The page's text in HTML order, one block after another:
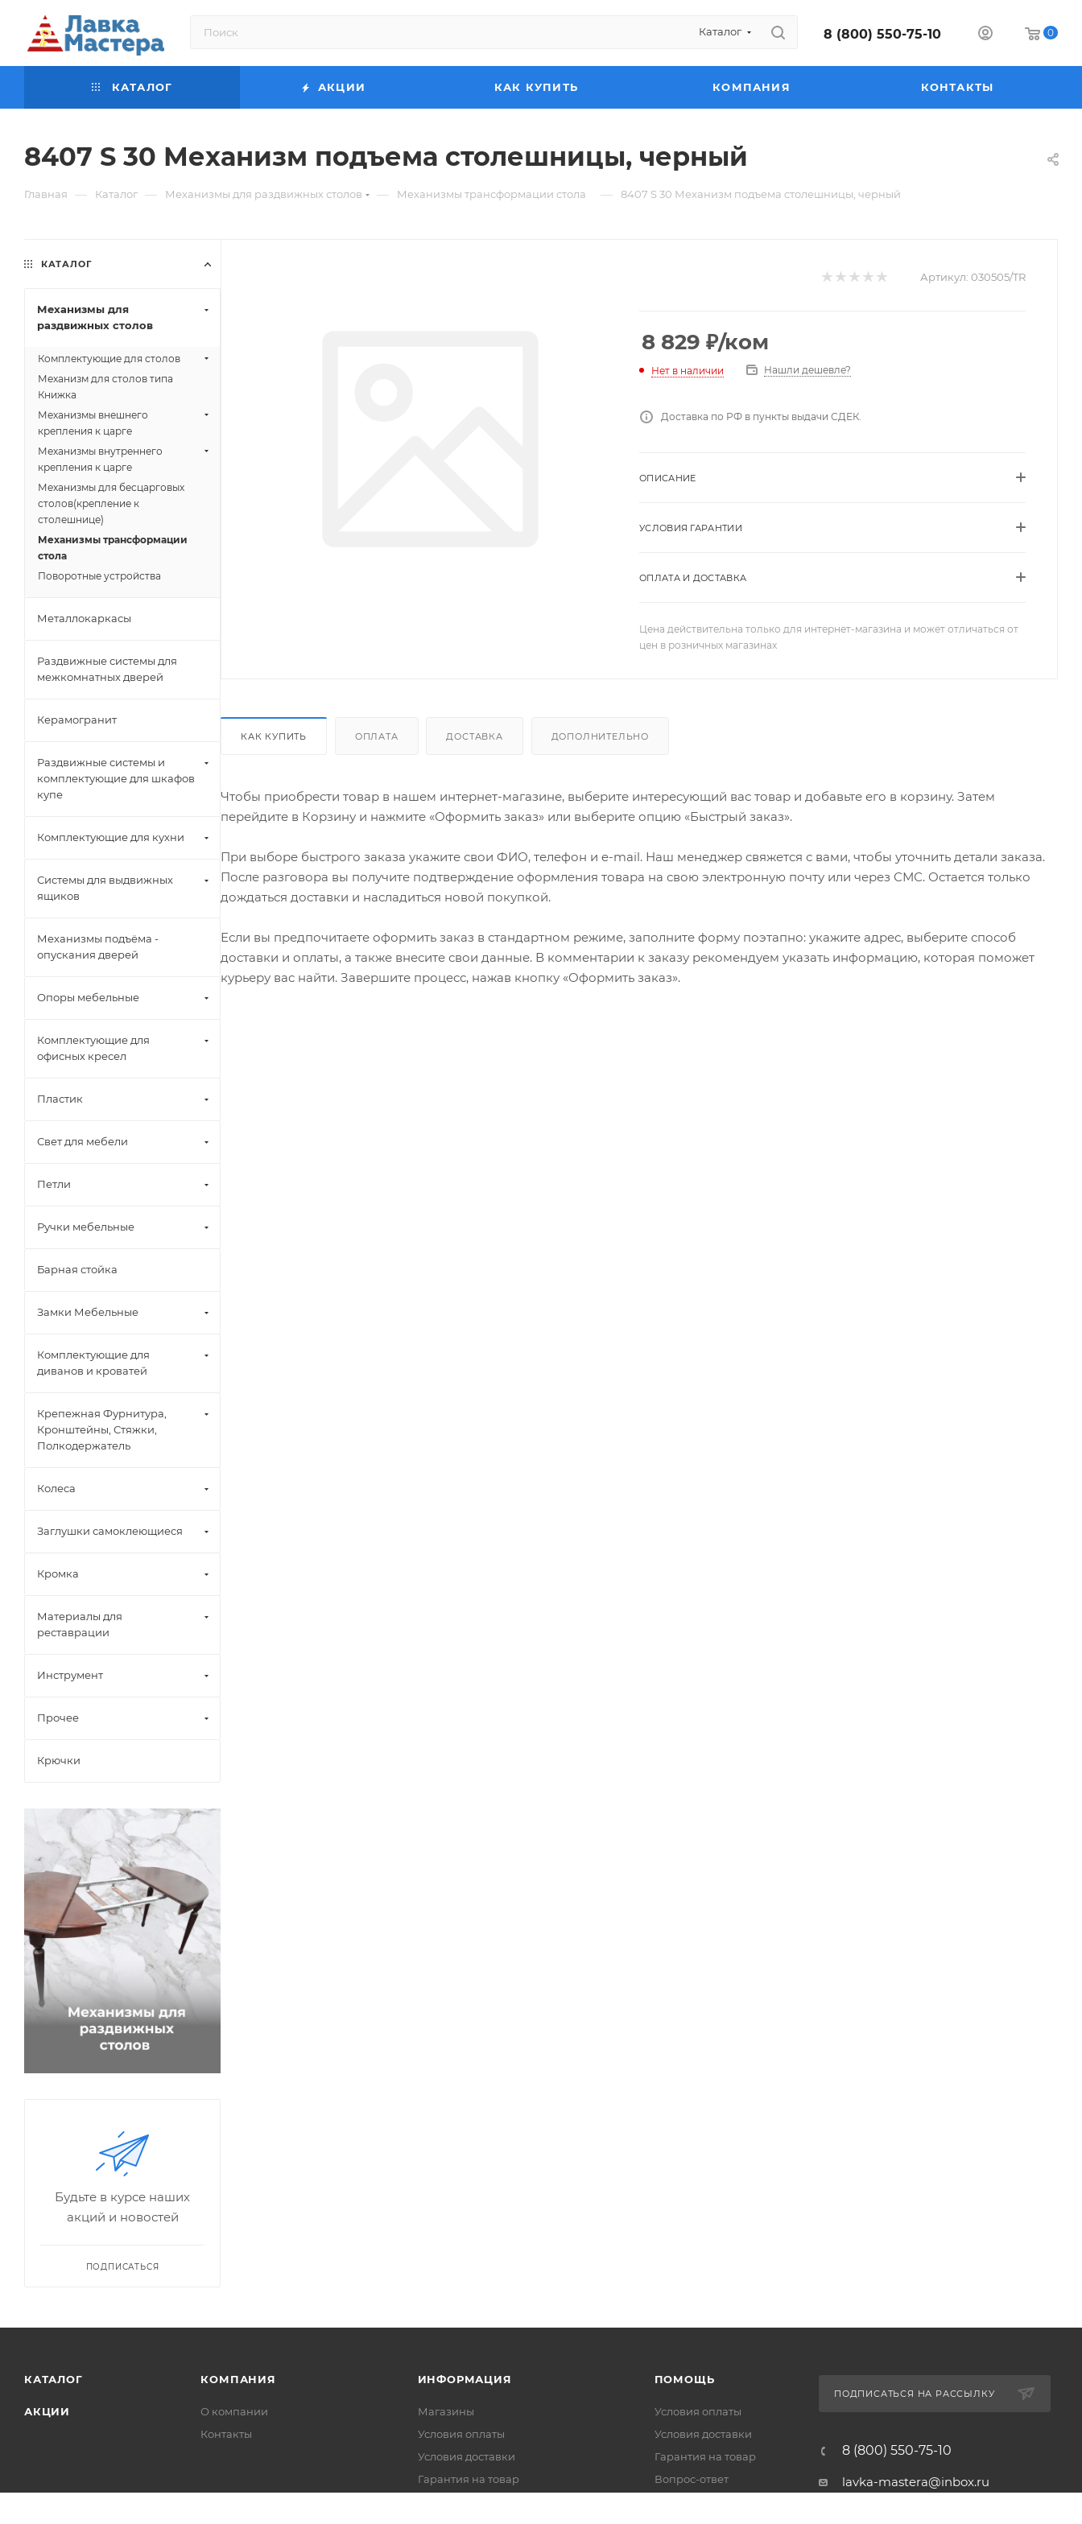
Каталог 8 (800) 550-75-10 0
КАТАЛОГ АКЦИИ КАК КУПИТЬ КОМПАНИЯ КОНТАКТЫ
8407 S 30 Механизм подъема столешницы, черный
Главная — Каталог — Механизмы для раздвижных столов — Механизмы трансформации стола — 8407 S 30 Механизм подъема столешницы, черный
Артикул: 030505/TR
8 829 ₽/ком
Нет в наличии Нашли дешевле?
Доставка по РФ в пункты выдачи СДЕК.
ОПИСАНИЕ
УСЛОВИЯ ГАРАНТИИ
ОПЛАТА И ДОСТАВКА
Цена действительна только для интернет-магазина и может отличаться от
цен в розничных магазинах
КАК КУПИТЬ ОПЛАТА ДОСТАВКА ДОПОЛНИТЕЛЬНО
Чтобы приобрести товар в нашем интернет-магазине, выберите интересующий вас товар и добавьте его в корзину. Затем
перейдите в Корзину и нажмите «Оформить заказ» или выберите опцию «Быстрый заказ».
При выборе быстрого заказа укажите свои ФИО, телефон и e-mail. Наш менеджер свяжется с вами, чтобы уточнить детали заказа.
После разговора вы получите подтверждение оформления товара на свою электронную почту или через СМС. Остается только
дождаться доставки и насладиться новой покупкой.
Если вы предпочитаете оформить заказ в стандартном режиме, заполните форму поэтапно: укажите адрес, выберите способ
доставки и оплаты, а также внесите свои данные. В комментарии к заказу рекомендуем указать информацию, которая поможет
курьеру вас найти. Завершите процесс, нажав кнопку «Оформить заказ».
КАТАЛОГ
Механизмы для
раздвижных столов
Комплектующие для столов
Механизм для столов типа
Книжка
Механизмы внешнего
крепления к царге
Механизмы внутреннего
крепления к царге
Механизмы для бесцарговых
столов(крепление к
столешнице)
Механизмы трансформации
стола
Поворотные устройства
Металлокаркасы
Раздвижные системы для
межкомнатных дверей
Керамогранит
Раздвижные системы и
комплектующие для шкафов
купе
Комплектующие для кухни
Системы для выдвижных
ящиков
Механизмы подъёма -
опускания дверей
Опоры мебельные
Комплектующие для
офисных кресел
Пластик
Свет для мебели
Петли
Ручки мебельные
Барная стойка
Замки Мебельные
Комплектующие для
диванов и кроватей
Крепежная Фурнитура,
Кронштейны, Стяжки,
Полкодержатель
Колеса
Заглушки самоклеющиеся
Кромка
Материалы для
реставрации
Инструмент
Прочее
Крючки
Будьте в курсе наших
акций и новостей
ПОДПИСАТЬСЯ
КАТАЛОГ
АКЦИИ
КОМПАНИЯ
О компании
Контакты
ИНФОРМАЦИЯ
Магазины
Условия оплаты
Условия доставки
Гарантия на товар
ПОМОЩЬ
Условия оплаты
Условия доставки
Гарантия на товар
Вопрос-ответ
ПОДПИСАТЬСЯ НА РАССЫЛКУ
8 (800) 550-75-10
lavka-mastera@inbox.ru